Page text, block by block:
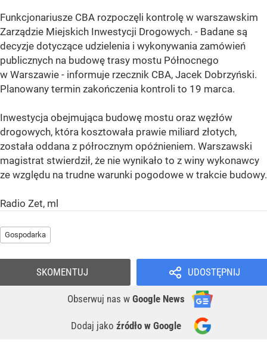
Funkcjonariusze CBA rozpoczęli kontrolę w warszawskim
Zarządzie Miejskich Inwestycji Drogowych. - Badane są
decyzje dotyczące udzielenia i wykonywania zamówień
publicznych na budowę trasy mostu Północnego
w Warszawie - informuje rzecznik CBA, Jacek Dobrzyński.
Planowany termin zakończenia kontroli to 19 marca.
Inwestycja obejmująca budowę mostu oraz węzłów
drogowych, która kosztowała prawie miliard złotych,
została oddana z półrocznym opóźnieniem. Warszawski
magistrat stwierdził, że nie wynikało to z winy wykonawcy
ze względu na trudne warunki pogodowe w trakcie budowy.
Radio Zet, ml
Gospodarka
UDOSTĘPNIJ
Obserwuj nas w Google News
Dodaj jako źródło w Google
SKOMENTUJ